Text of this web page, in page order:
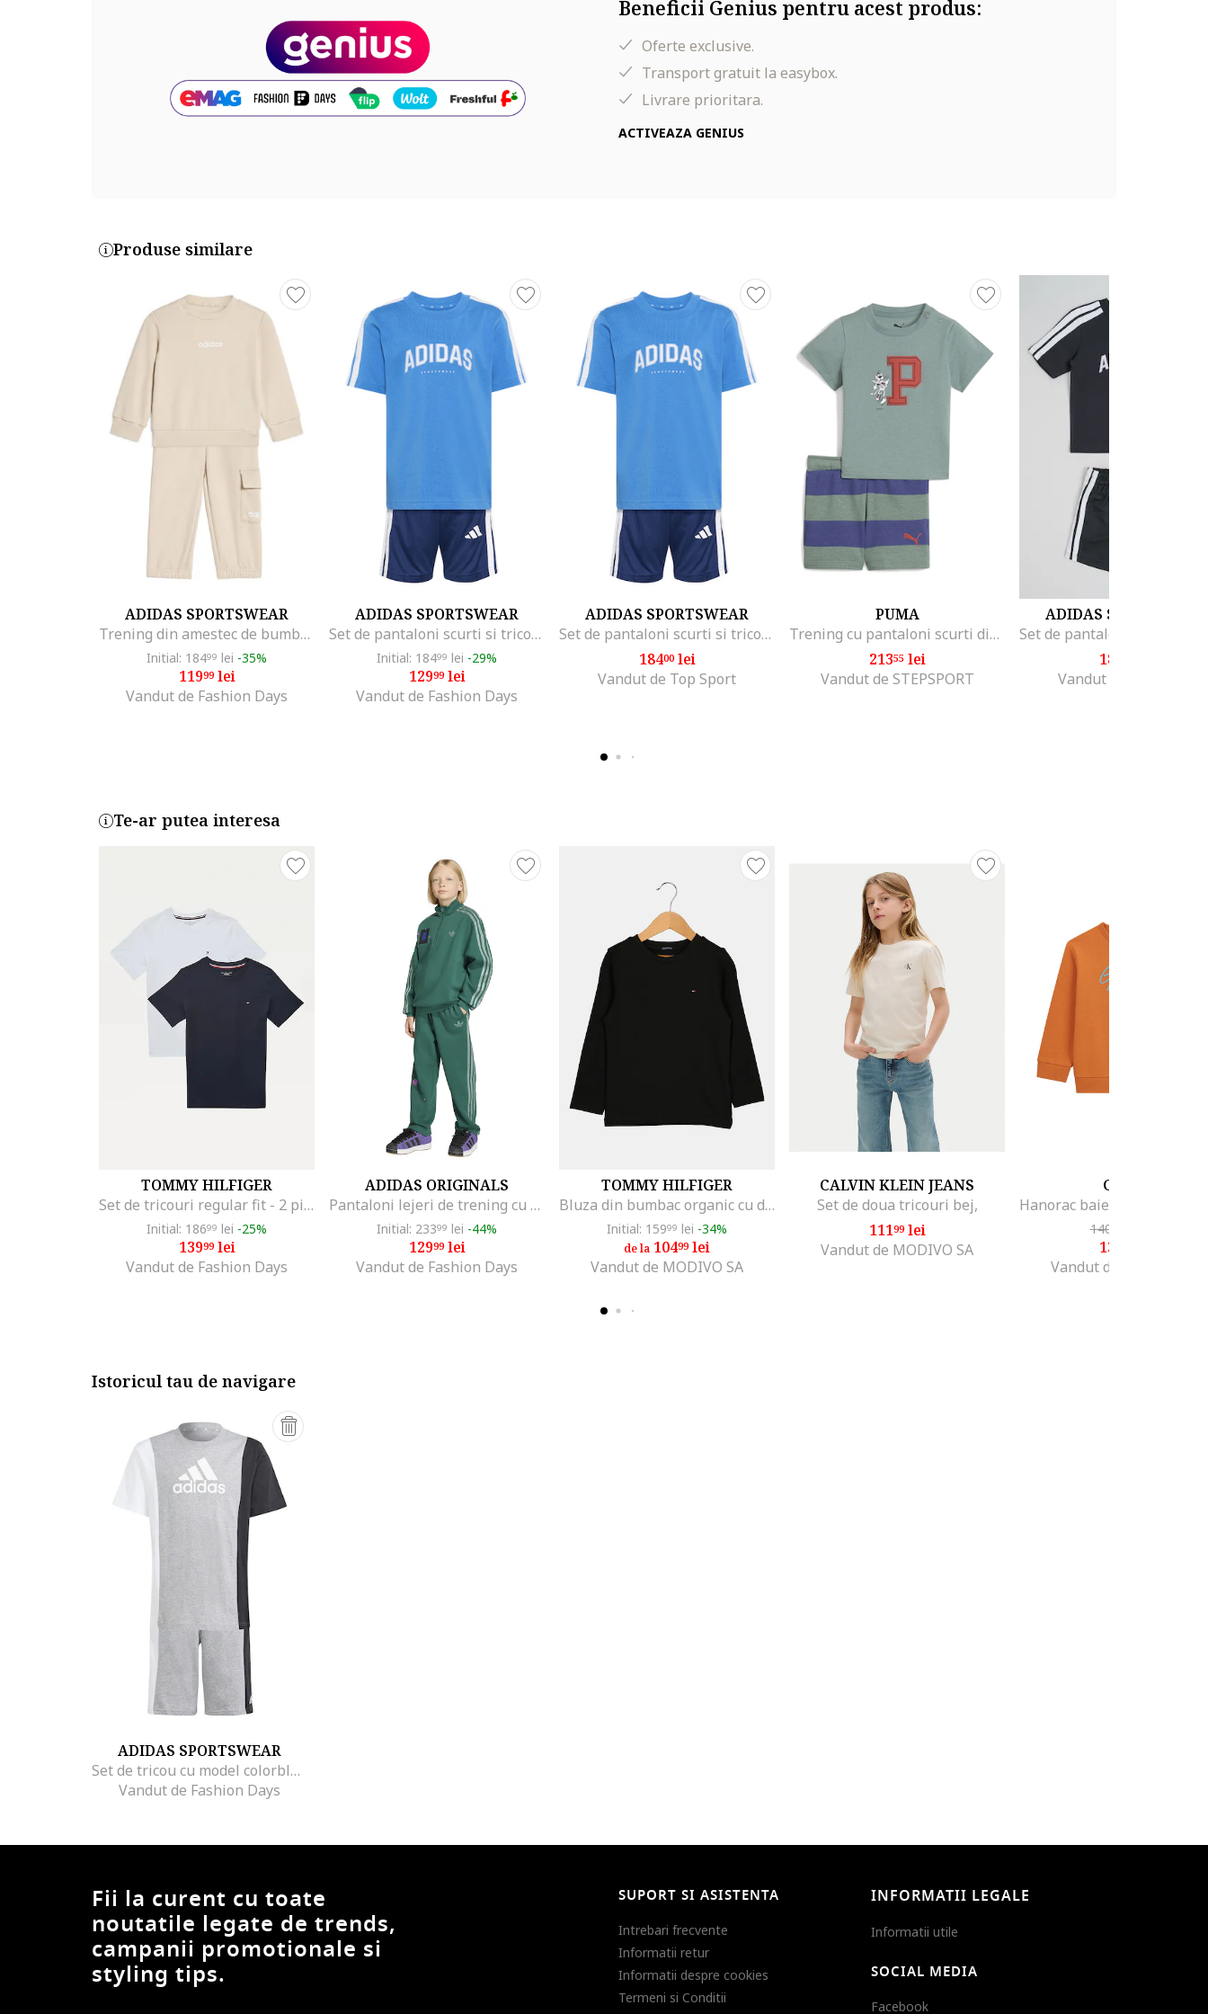
Beneficii Genius pentru acest produs:
Oferte exclusive.
Transport gratuit la easybox.
Livrare prioritara.
ACTIVEAZA GENIUS
Produse similare
ADIDAS SPORTSWEAR
Trening din amestec de bumbac cu buzunar cargo, Alb/Crem
Initial: 18499 lei -35%
11999lei
Vandut de Fashion Days
ADIDAS SPORTSWEAR
Set de pantaloni scurti si tricou cu logo, Alb/Albastru deschis/Bleumarin
Initial: 18499 lei -29%
12999lei
Vandut de Fashion Days
ADIDAS SPORTSWEAR
Set de pantaloni scurti si tricou cu logo, Alb/Albastru deschis/Bleumarin
18400lei
Vandut de Top Sport
PUMA
Trening cu pantaloni scurti din bumbac, Verde pal/Albastru royal/Rosu vermillion
21355lei
Vandut de STEPSPORT
ADIDAS SPORTSWEAR
184
Vandut de Top Sport
Te-ar putea interesa
TOMMY HILFIGER
Set de tricouri regular fit - 2 piese, Alb/Albastru inchis
Initial: 18699 lei -25%
13999lei
Vandut de Fashion Days
ADIDAS ORIGINALS
Pantaloni lejeri de trening cu cordon Minecraft, Verde
Initial: 23399 lei -44%
12999lei
Vandut de Fashion Days
TOMMY HILFIGER
Bluza din bumbac organic cu detaliu logo, Negru
Initial: 15999 lei -34%
de la 10499lei
Vandut de MODIVO SA
CALVIN KLEIN JEANS
Set de doua tricouri bej,
11199lei
Vandut de MODIVO SA
GUESS
140
130
Vandut de MODIVO SA
Istoricul tau de navigare
ADIDAS SPORTSWEAR
Set de tricou cu model colorblock si bermude
Vandut de Fashion Days
Fii la curent cu toate
noutatile legate de trends,
campanii promotionale si
styling tips.
SUPORT SI ASISTENTA
Intrebari frecvente
Informatii retur
Informatii despre cookies
Termeni si Conditii
INFORMATII LEGALE
Informatii utile
SOCIAL MEDIA
Facebook